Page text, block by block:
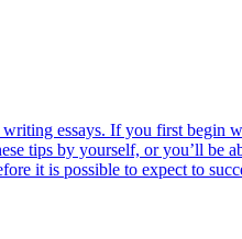
essays. If you first begin
tips by yourself, or you’ll be
it is possible to expect to